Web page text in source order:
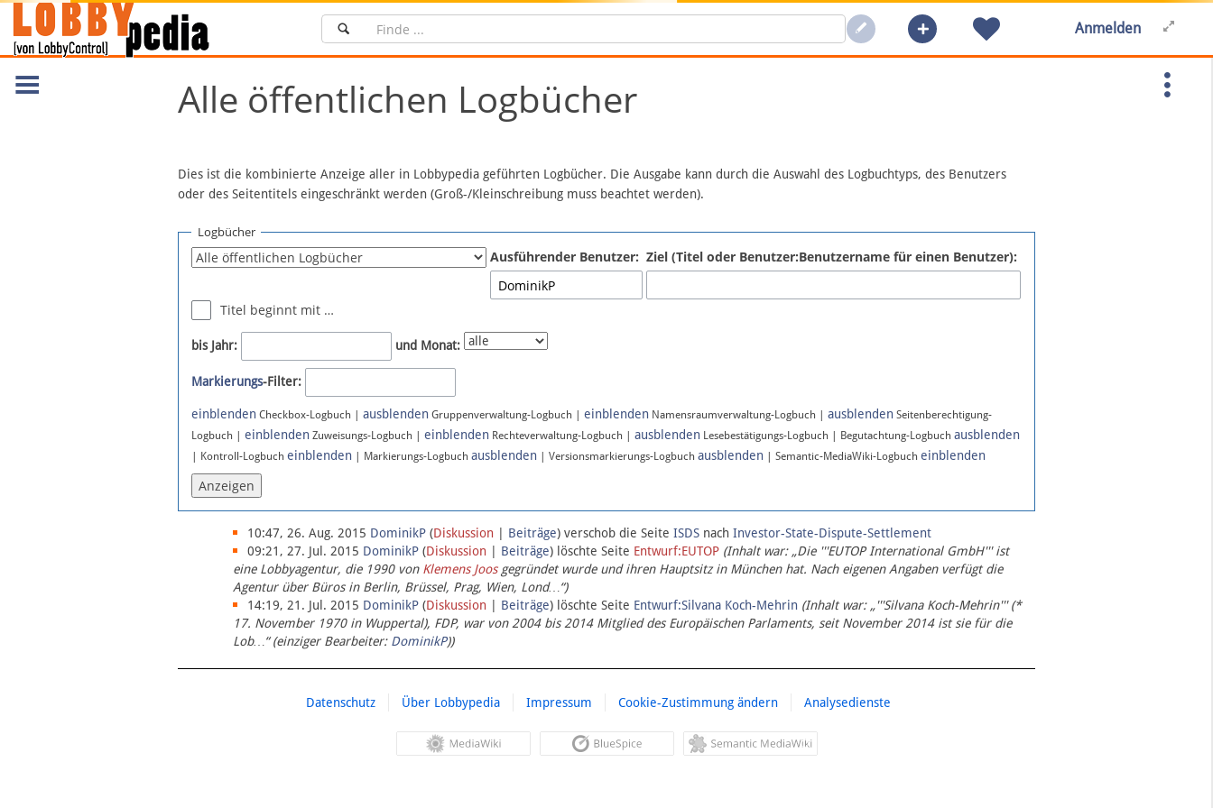
Anmelden
Alle öffentlichen Logbücher
Dies ist die kombinierte Anzeige aller in Lobbypedia geführten Logbücher. Die Ausgabe kann durch die Auswahl des Logbuchtyps, des Benutzers
oder des Seitentitels eingeschränkt werden (Groß-/Kleinschreibung muss beachtet werden).
Logbücher
Ausführender Benutzer: Ziel (Titel oder Benutzer:Benutzername für einen Benutzer):
Titel beginnt mit …
bis Jahr: und Monat:
Markierungs-Filter:
einblenden Checkbox-Logbuch | ausblenden Gruppenverwaltung-Logbuch | einblenden Namensraumverwaltung-Logbuch | ausblenden Seitenberechtigung-
Logbuch | einblenden Zuweisungs-Logbuch | einblenden Rechteverwaltung-Logbuch | ausblenden Lesebestätigungs-Logbuch | Begutachtung-Logbuch ausblenden
| Kontroll-Logbuch einblenden | Markierungs-Logbuch ausblenden | Versionsmarkierungs-Logbuch ausblenden | Semantic-MediaWiki-Logbuch einblenden
10:47, 26. Aug. 2015 DominikP (Diskussion Beiträge) verschob die Seite ISDS nach Investor-State-Dispute-Settlement
09:21, 27. Jul. 2015 DominikP (Diskussion Beiträge) löschte Seite Entwurf:EUTOP (Inhalt war: „Die '''EUTOP International GmbH''' ist
eine Lobbyagentur, die 1990 von Klemens Joosgegründet wurde und ihren Hauptsitz in München hat. Nach eigenen Angaben verfügt die
Agentur über Büros in Berlin, Brüssel, Prag, Wien, Lond…“)
14:19, 21. Jul. 2015 DominikP (Diskussion Beiträge) löschte Seite Entwurf:Silvana Koch-Mehrin (Inhalt war: „'''Silvana Koch-Mehrin''' (*
17. November 1970 in Wuppertal), FDP, war von 2004 bis 2014 Mitglied des Europäischen Parlaments, seit November 2014 ist sie für die
Lob…“ (einziger Bearbeiter: DominikP))
Datenschutz Über Lobbypedia Impressum Cookie-Zustimmung ändern Analysedienste